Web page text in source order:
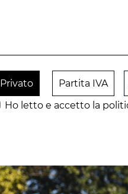
Privato Partita IVA
Ho letto e accetto la